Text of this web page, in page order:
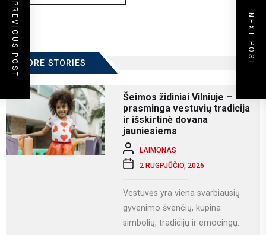
PREVIOUS POST NEXT POST
MORE STORIES
Šeimos židiniai Vilniuje –
prasminga vestuvių tradicija
ir išskirtinė dovana
jauniesiems
LAIMONAS
2 RUGPJŪČIO, 2026
Vestuvės yra viena svarbiausių
gyvenimo švenčių, kupina
simbolių, tradicijų ir emocingų